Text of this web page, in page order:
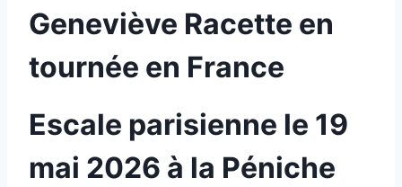
Geneviève Racette en
tournée en France
Escale parisienne le 19
mai 2026 à la Péniche